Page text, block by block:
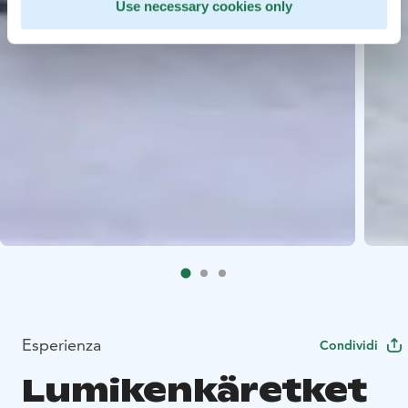
Use necessary cookies only
Esperienza Condividi
Lumikenkäretket